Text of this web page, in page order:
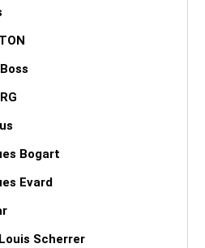
Bogart
Evard
Scherrer